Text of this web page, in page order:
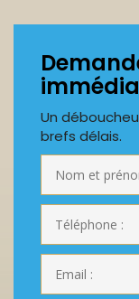
Un
brefs délais.